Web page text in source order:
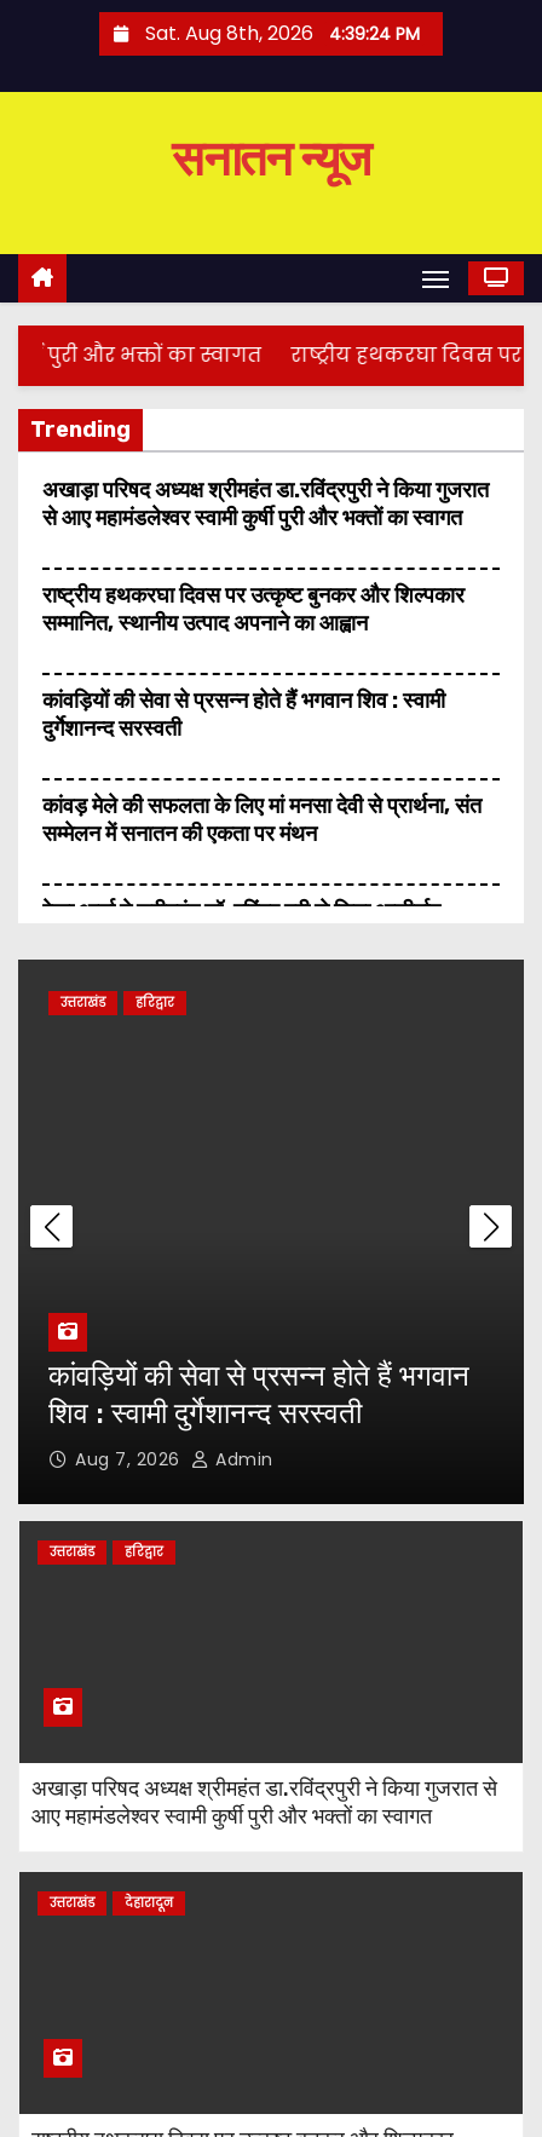
o
Sat. Aug 8th, 2026 4:39:25 PM
सनातन न्यूज
और भक्तों का स्वागत राष्ट्रीय हथकरघा दिवस पर उत्कृष्ट
Trending
अखाड़ा परिषद अध्यक्ष श्रीमहंत डा.रविंद्रपुरी ने किया गुजरात
से आए महामंडलेश्वर स्वामी कुर्षी पुरी और भक्तों का स्वागत
राष्ट्रीय हथकरघा दिवस पर उत्कृष्ट बुनकर और शिल्पकार
सम्मानित, स्थानीय उत्पाद अपनाने का आह्वान
कांवड़ियों की सेवा से प्रसन्न होते हैं भगवान शिव : स्वामी
दुर्गेशानन्द सरस्वती
कांवड़ मेले की सफलता के लिए मां मनसा देवी से प्रार्थना, संत
सम्मेलन में सनातन की एकता पर मंथन
रेखा आर्या ने श्रीमहंत डॉ. रविंद्र पुरी से लिया आशीर्वाद,
भगवा वस्त्रों का अपमान किसी भी कीमत पर बर्दाश्त नहीं किया
जीवन में सदैव विद्यार्थी बने रहें, तभी ज्ञान और संस्कार का
विकास संभव : श्रीमहंत डॉ. रविंद्र पुरी
श्रीमहंत डॉ. रविंद्र पुरी महाराज से मिले विधायक आदेश चौहान
व भाजयुमो प्रदेश मंत्री आर्यन देव उनियाल, लिया आशीर्वाद
गुरु पूर्णिमा पर श्री तुलसी मानस मंदिर में उमड़ा आस्था का
सैलाब, गुरु चरण पूजन कर लिया आशीर्वाद
उत्तराखंड हरिद्वार
कांवड़ियों की सेवा से प्रसन्न होते हैं भगवान
शिव : स्वामी दुर्गेशानन्द सरस्वती
Aug 7, 2026 Admin
उत्तराखंड हरिद्वार
अखाड़ा परिषद अध्यक्ष श्रीमहंत डा.रविंद्रपुरी ने किया गुजरात से
आए महामंडलेश्वर स्वामी कुर्षी पुरी और भक्तों का स्वागत
उत्तराखंड देहारादून